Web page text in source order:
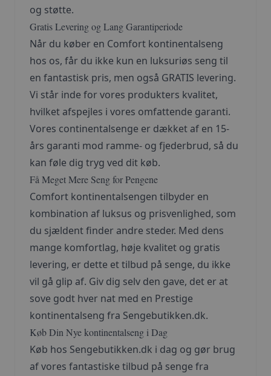
og støtte.
Gratis Levering og Lang Garantiperiode
Når du køber en Comfort kontinentalseng
hos os, får du ikke kun en luksuriøs seng til
en fantastisk pris, men også GRATIS levering.
Vi står inde for vores produkters kvalitet,
hvilket afspejles i vores omfattende garanti.
Vores continentalsenge er dækket af en 15-
års garanti mod ramme- og fjederbrud, så du
kan føle dig tryg ved dit køb.
Få Meget Mere Seng for Pengene
Comfort kontinentalsengen tilbyder en
kombination af luksus og prisvenlighed, som
du sjældent finder andre steder. Med dens
mange komfortlag, høje kvalitet og gratis
levering, er dette et tilbud på senge, du ikke
vil gå glip af. Giv dig selv den gave, det er at
sove godt hver nat med en Prestige
kontinentalseng fra Sengebutikken.dk.
Køb Din Nye kontinentalseng i Dag
Køb hos Sengebutikken.dk i dag og gør brug
af vores fantastiske tilbud på senge fra